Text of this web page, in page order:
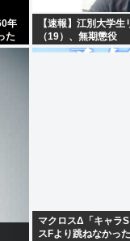
年
た
【速報】江別大学
（19）、無期懲役
マクロスΔ「キャラ
スFより跳ねなかっ